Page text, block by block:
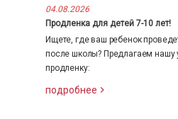
04.08.2026
Продленка для детей 7-10 лет!
Ищете, где ваш ребенок
после школы? Предлагаем нашу
продленку:
подробнее